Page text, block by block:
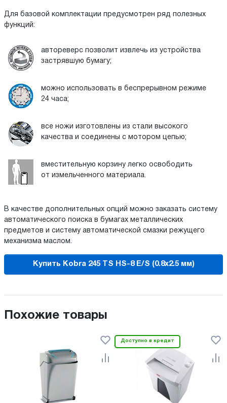
Для базовой комплектации предусмотрен ряд полезных
функций:
автореверс позволит извлечь из устройства
застрявшую бумагу;
можно использовать в беспрерывном режиме
24 часа;
все ножи изготовлены из стали высокого
качества и соединены с мотором цепью;
вместительную корзину легко освободить
от измельченного материала.
В качестве дополнительных опций можно заказать систему
автоматического поиска в бумагах металлических
предметов и систему автоматической смазки режущего
механизма маслом.
Купить Kobra 245 TS HS-8 E/S (0.8x2.5 мм)
Похожие товары
Доступно в кредит